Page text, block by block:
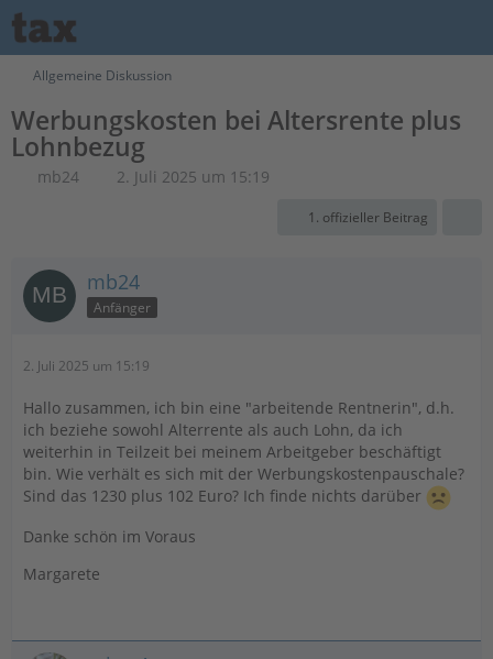
Allgemeine Diskussion
Werbungskosten bei Altersrente plus
Lohnbezug
mb24 2. Juli 2025 um 15:19
1. offizieller Beitrag
mb24
Anfänger
2. Juli 2025 um 15:19
Hallo zusammen, ich bin eine "arbeitende Rentnerin", d.h.
ich beziehe sowohl Alterrente als auch Lohn, da ich
weiterhin in Teilzeit bei meinem Arbeitgeber beschäftigt
bin. Wie verhält es sich mit der Werbungskostenpauschale?
Sind das 1230 plus 102 Euro? Ich finde nichts darüber
Danke schön im Voraus
Margarete